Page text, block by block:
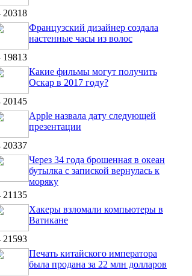
20318
Французский дизайнер создала
настенные часы из волос
19813
Какие фильмы могут получить
Оскар в 2017 году?
20145
Apple назвала дату следующей
презентации
20337
Через 34 года брошенная в океан
бутылка с запиской вернулась к
моряку
21135
Хакеры взломали компьютеры в
Ватикане
21593
Печать китайского императора
была продана за 22 млн долларов